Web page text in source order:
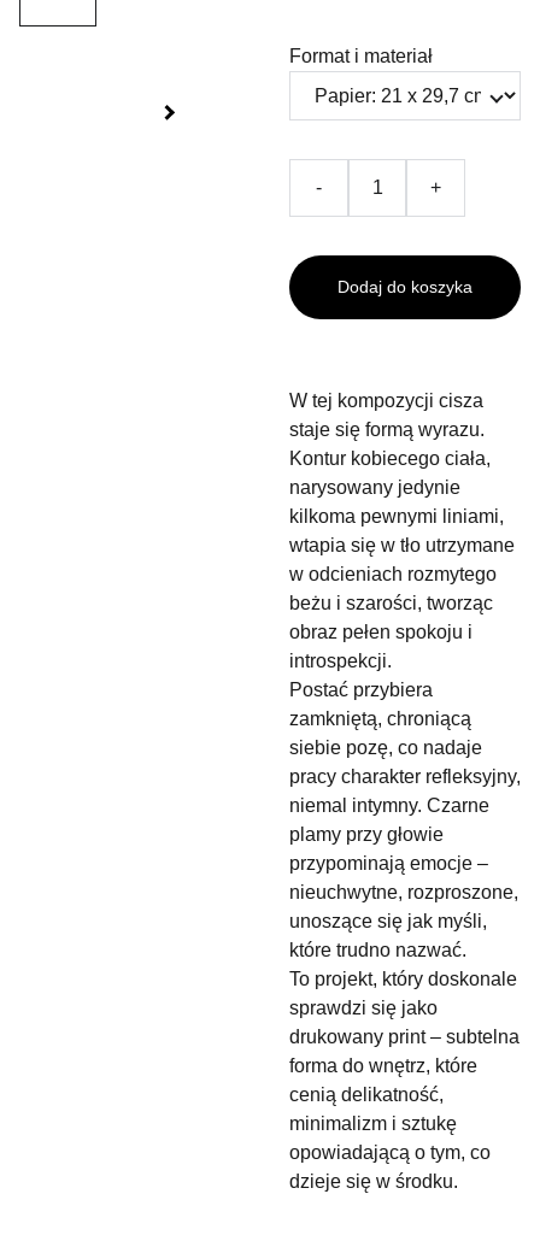
Format i materiał
- +
Dodaj do koszyka
W tej kompozycji cisza
staje się formą wyrazu.
Kontur kobiecego ciała,
narysowany jedynie
kilkoma pewnymi liniami,
wtapia się w tło utrzymane
w odcieniach rozmytego
beżu i szarości, tworząc
obraz pełen spokoju i
introspekcji.
Postać przybiera
zamkniętą, chroniącą
siebie pozę, co nadaje
pracy charakter refleksyjny,
niemal intymny. Czarne
plamy przy głowie
przypominają emocje –
nieuchwytne, rozproszone,
unoszące się jak myśli,
które trudno nazwać.
To projekt, który doskonale
sprawdzi się jako
drukowany print – subtelna
forma do wnętrz, które
cenią delikatność,
minimalizm i sztukę
opowiadającą o tym, co
dzieje się w środku.